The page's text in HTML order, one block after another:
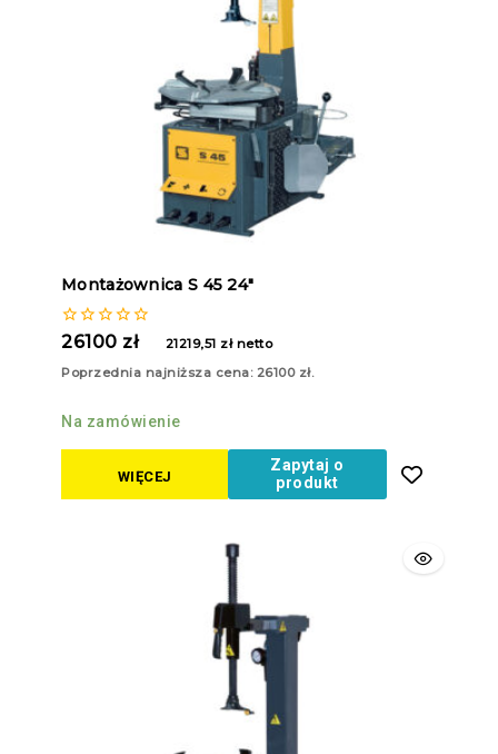
Montażownica S 45 24″
0
5
26100 zł 21219,51 złnetto
Poprzednia najniższa cena: 26100 zł.
Na zamówienie
WIĘCEJ
Zapytaj o
produkt